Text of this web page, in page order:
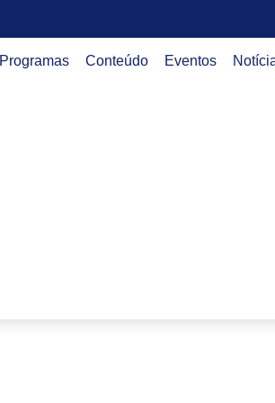
Programas Conteúdo Eventos